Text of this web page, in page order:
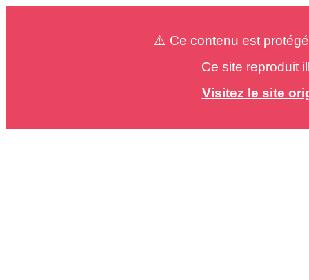
⚠️ Ce contenu est
Ce site reproduit
Visitez le site